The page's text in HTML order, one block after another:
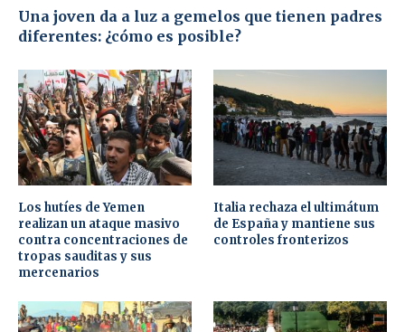
Una joven da a luz a gemelos que tienen padres
diferentes: ¿cómo es posible?
Los hutíes de Yemen
realizan un ataque masivo
contra concentraciones de
tropas sauditas y sus
mercenarios
Italia rechaza el ultimátum
de España y mantiene sus
controles fronterizos